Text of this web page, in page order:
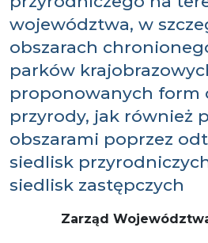
województwa, w
obszarach
parków
proponowanych form
przyrody, jak również
obszarami poprzez
siedlisk
siedlisk zastępczych
Zarząd